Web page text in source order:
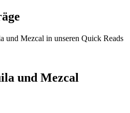
und Mezcal in unseren Quick Reads
und Mezcal